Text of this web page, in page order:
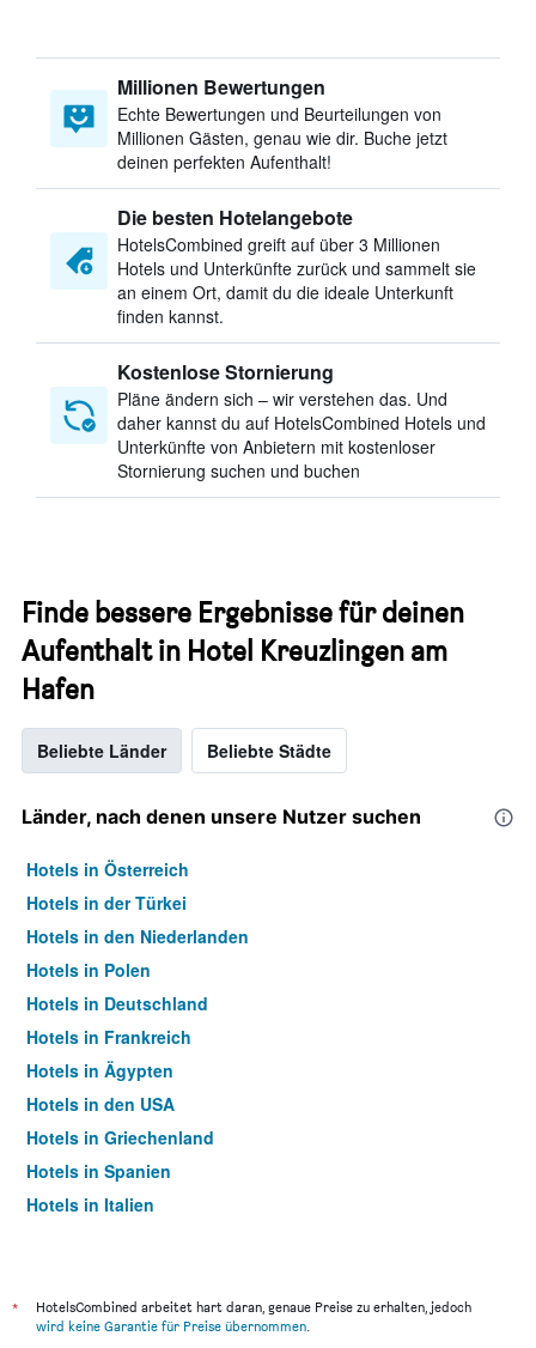
Millionen Bewertungen
Echte Bewertungen und Beurteilungen von
Millionen Gästen, genau wie dir. Buche jetzt
deinen perfekten Aufenthalt!
Die besten Hotelangebote
HotelsCombined greift auf über 3 Millionen
Hotels und Unterkünfte zurück und sammelt sie
an einem Ort, damit du die ideale Unterkunft
finden kannst.
Kostenlose Stornierung
Pläne ändern sich – wir verstehen das. Und
daher kannst du auf HotelsCombined Hotels und
Unterkünfte von Anbietern mit kostenloser
Stornierung suchen und buchen
Finde bessere Ergebnisse für deinen
Aufenthalt in Hotel Kreuzlingen am
Hafen
Beliebte Länder Beliebte Städte
Länder, nach denen unsere Nutzer suchen
Hotels in Österreich
Hotels in der Türkei
Hotels in den Niederlanden
Hotels in Polen
Hotels in Deutschland
Hotels in Frankreich
Hotels in Ägypten
Hotels in den USA
Hotels in Griechenland
Hotels in Spanien
Hotels in Italien
*
HotelsCombined arbeitet hart daran, genaue Preise zu erhalten, jedoch
wird keine Garantie für Preise übernommen.